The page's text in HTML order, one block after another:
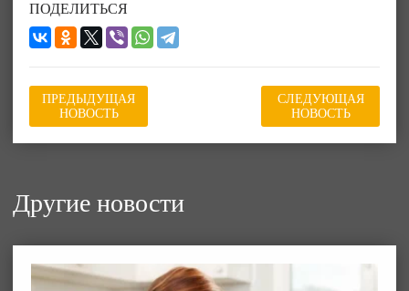
ПОДЕЛИТЬСЯ
ПРЕДЫДУЩАЯ
НОВОСТЬ
СЛЕДУЮЩАЯ
НОВОСТЬ
Другие новости